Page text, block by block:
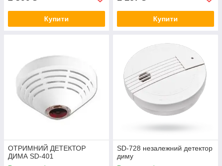
Купити Купити
ОТРИМНИЙ ДЕТЕКТОР
ДИМА SD-401
SD-728 незалежний детектор
диму